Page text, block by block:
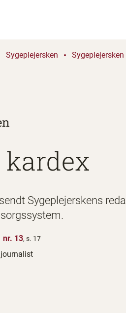
Sygeplejersken
Sygeplejerskens
nr. 13, s. 17
journalist